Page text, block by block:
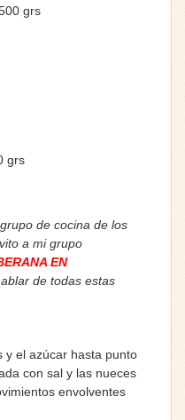
grs
grs
de cocina de los
a mi grupo
EN
de todas estas
y el azúcar hasta punto
con sal y las nueces
envolventes